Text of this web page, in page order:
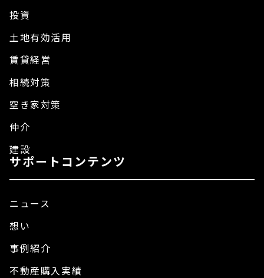
投資
土地有効活用
賃貸経営
相続対策
空き家対策
仲介
建設
サポートコンテンツ
ニュース
想い
事例紹介
不動産購入実績